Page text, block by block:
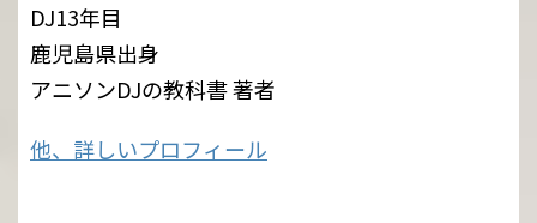
DJ13年目
鹿児島県出身
アニソンDJの教科書 著者
他、詳しいプロフィール